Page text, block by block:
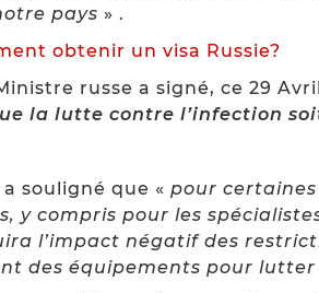
pays » .
obtenir un visa Russie?
russe a signé, ce 29
la lutte contre l’infection
souligné que « pour
y compris pour les
l’impact négatif des
des équipements pour